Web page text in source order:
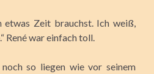
etwas Zeit brauchst. Ich weiß,
René war einfach toll.
so liegen wie vor seinem